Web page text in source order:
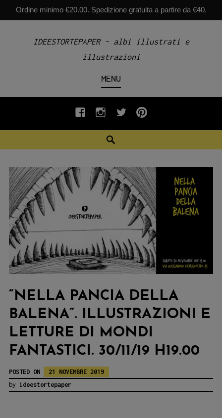
Ordine minimo €20.00. Spedizione gratuita a partire da €40.
IDEESTORTEPAPER – albi illustrati e
illustrazioni
MENU
fb INSTAGRAM
twiterpinterest
“NELLA PANCIA DELLA
BALENA”. ILLUSTRAZIONI E
LETTURE DI MONDI
FANTASTICI. 30/11/19 H19.00
POSTED ON
21 NOVEMBRE 2019
by ideestortepaper